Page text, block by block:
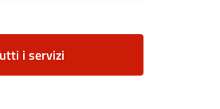
i servizi